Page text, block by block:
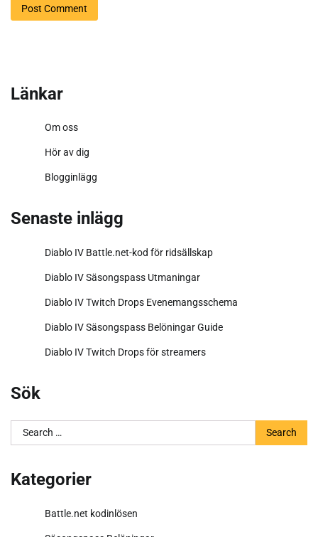
Länkar
Om oss
Hör av dig
Blogginlägg
Senaste inlägg
Diablo IV Battle.net-kod för ridsällskap
Diablo IV Säsongspass Utmaningar
Diablo IV Twitch Drops Evenemangsschema
Diablo IV Säsongspass Belöningar Guide
Diablo IV Twitch Drops för streamers
Sök
Search
for:
Kategorier
Battle.net kodinlösen